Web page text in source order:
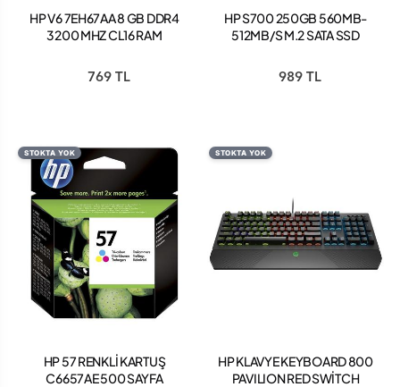
HP V6 7EH67AA 8 GB DDR4
3200 MHZ CL16 RAM
769 TL
HP S700 250GB 560MB-
512MB/S M.2 SATA SSD
989 TL
STOKTA YOK
HP 57 RENKLİ KARTUŞ
C6657AE 500 SAYFA
STOKTA YOK
HP KLAVYE KEYBOARD 800
PAVILION RED SWİTCH